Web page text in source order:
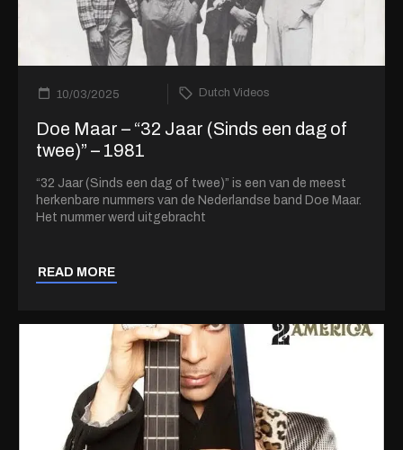
10/03/2025 Dutch Videos
Doe Maar – “32 Jaar (Sinds een dag of
twee)” – 1981
“32 Jaar (Sinds een dag of twee)” is een van de meest
herkenbare nummers van de Nederlandse band Doe Maar.
Het nummer werd uitgebracht
READ MORE